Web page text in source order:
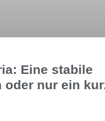
Eine stabile
oder nur ein